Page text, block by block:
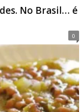
No Brasil… é
0